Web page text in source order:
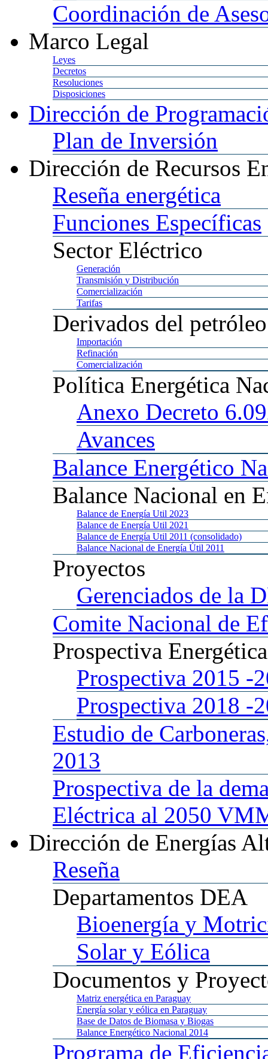
Coordinación de
Marco Legal
Leyes
Decretos
Resoluciones
Disposiciones
Dirección de
Plan de Inversión
Dirección de Recursos
Reseña energética
Funciones Específicas
Sector Eléctrico
Generación
Transmisión y Distribución
Comercialización
Tarifas
Derivados del petróleo
Importación
Refinación
Comercialización
Política Energética
Anexo Decreto
Avances
Balance Energético
Balance Nacional en
Balance de Energía Util 2023
Balance de Energía Util 2021
Balance de Energía Util 2011 (consolidado)
Balance Nacional de Energía Útil 2011
Proyectos
Gerenciados de la
Comite Nacional de
Prospectiva
Prospectiva 2015 -
Prospectiva 2018 -
Estudio de
2013
Prospectiva de la
Eléctrica al 2050
Dirección de Energías
Reseña
Departamentos DEA
Bioenergía y
Solar y Eólica
Documentos y
Matriz energética en Paraguay
Energía solar y eólica en Paraguay
Base de Datos de Biomasa y Biogas
Balance Energético Nacional 2014
Programa de